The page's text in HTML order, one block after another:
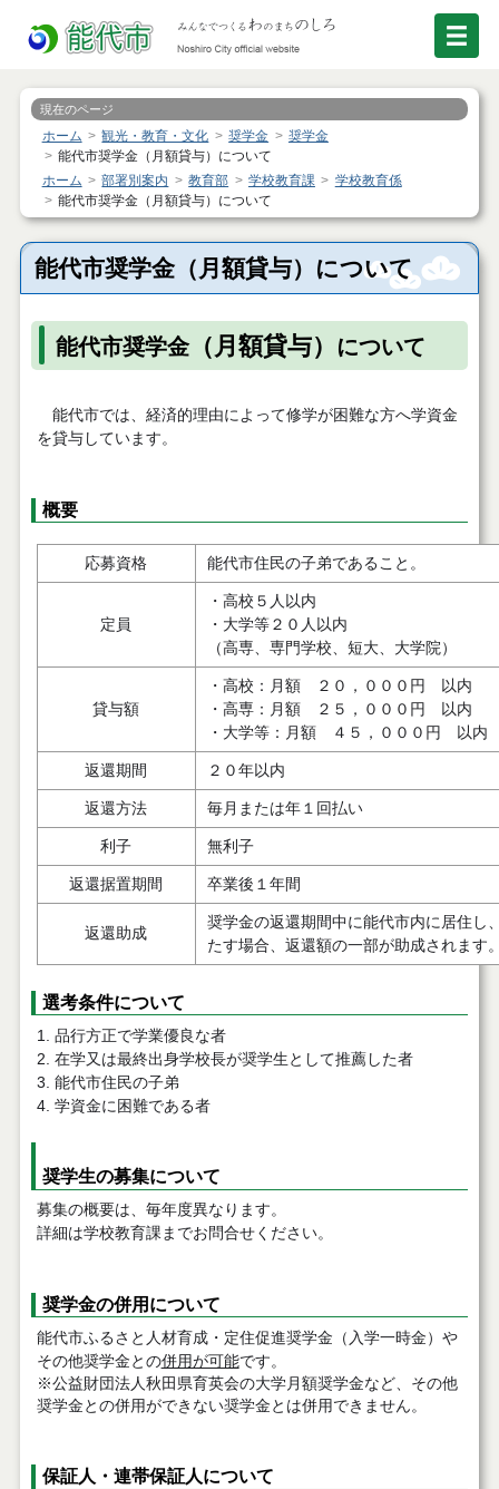
現在のページ
ホーム 観光・教育・文化 奨学金
奨学金
能代市奨学金（月額貸与）について
ホーム
部署別案内 教育部 学校教育課
学校教育係
能代市奨学金（月額貸与）について
能代市奨学金（月額貸与）について
能代市奨学金（月額貸与） について
能代市では、経済的理由によって修学が困難な方へ学資金
を貸与しています。
概要
応募資格 能代市住民の子弟であること。
定員
・高校５人以内
・大学等２０人以内
（高専、専門学校、短大、大学院）
貸与額
・高校：月額 ２０，０００円 以内
・高専：月額 ２５，０００円 以内
・大学等：月額 ４５，０００円 以内
返還期間 ２０年以内
返還方法 毎月または年１回払い
利子 無利子
返還据置期間 卒業後１年間
返還助成
奨学金の返還期間中に能代市内に居住し
たす場合、返還額の一部が助成されます
選考条件について
品行方正で学業優良な者
在学又は最終出身学校長が奨学生として推薦した者
能代市住民の子弟
学資金に困難である者
奨学生の募集について
募集の概要は、毎年度異なります。
詳細は学校教育課までお問合せください。
奨学金の併用について
能代市ふるさと人材育成・定住促進奨学金（入学一時金）や
その他奨学金との併用が可能です。
※公益財団法人秋田県育英会の大学月額奨学金など、その他
奨学金との併用ができない奨学金とは併用できません。
保証人・連帯保証人について